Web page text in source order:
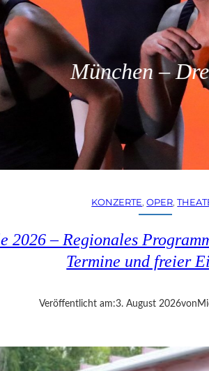
München –
KONZERTE, OPER,
2026 – Regionales
Termine und freier
Veröffentlicht am:3. August 2026von